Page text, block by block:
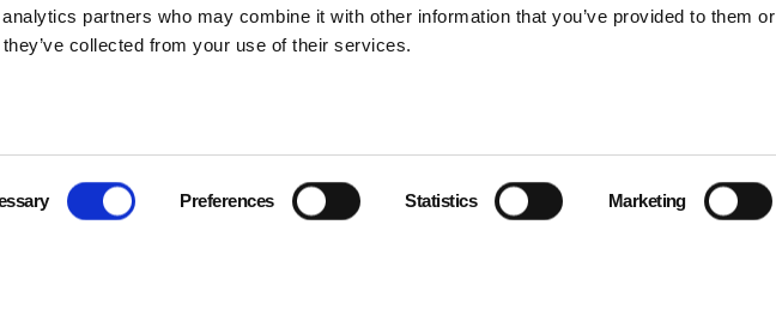
partners who may combine it with other information that you’ve provided to them or
collected from your use of their services.
Preferences Statistics Marketing